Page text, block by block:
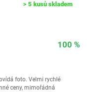
> 5 kusů skladem
100 %
foto. Velmi rychlé
ceny, mimořádná